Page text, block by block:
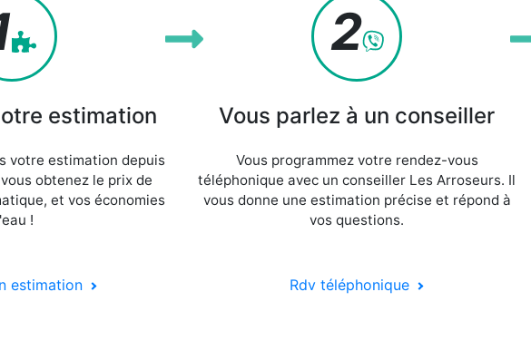
estimation
votre estimation depuis
obtenez le prix de
et vos économies
!
estimation
2
Vous parlez à un conseiller
Vous programmez votre rendez-vous
téléphonique avec un conseiller Les Arroseurs. Il
vous donne une estimation précise et répond à
vos questions.
Rdv téléphonique